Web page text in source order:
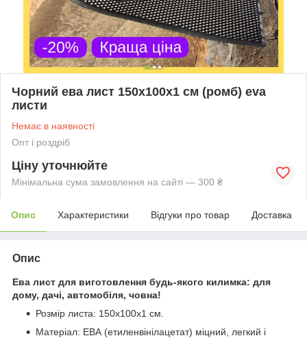
Чорний ева лист 150х100х1 см (ромб) eva
листи
Немає в наявності
Опт і роздріб
Ціну уточнюйте
Мінімальна сума замовлення на сайті — 300 ₴
Опис Характеристики Відгуки про товар Доставка
Опис
Ева лист для виготовлення будь-якого килимка: для
дому, дачі, автомобіля, човна!
Розмір листа: 150х100х1 см.
Матеріал: ЕВА (етиленвінілацетат) міцний, легкий і